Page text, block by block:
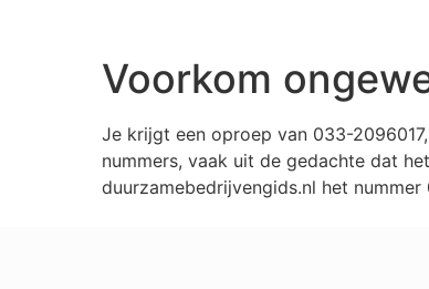
Voorkom
Je krijgt een oproep van 033-
nummers, vaak uit de gedachte dat
duurzamebedrijvengids.nl het